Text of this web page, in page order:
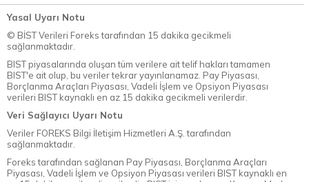
Yasal Uyarı Notu
© BİST Verileri Foreks tarafından 15 dakika gecikmeli
sağlanmaktadır.
BIST piyasalarında oluşan tüm verilere ait telif hakları tamamen
BIST'e ait olup, bu veriler tekrar yayınlanamaz. Pay Piyasası,
Borçlanma Araçları Piyasası, Vadeli İşlem ve Opsiyon Piyasası
verileri BIST kaynaklı en az 15 dakika gecikmeli verilerdir.
Veri Sağlayıcı Uyarı Notu
Veriler FOREKS Bilgi İletişim Hizmetleri A.Ş. tarafından
sağlanmaktadır.
Foreks tarafından sağlanan Pay Piyasası, Borçlanma Araçları
Piyasası, Vadeli İşlem ve Opsiyon Piyasası verileri BIST kaynaklı en